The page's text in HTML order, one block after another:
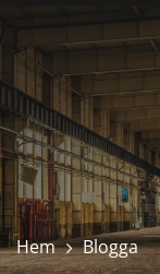
Hem Blogga